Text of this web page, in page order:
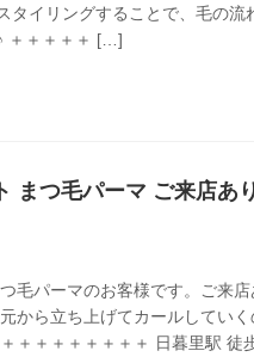
タイリングすることで、毛の流
＋＋＋＋＋ […]
まつ毛パーマ ご来店あ
毛パーマのお客様です。ご来
から立ち上げてカールしてい
＋＋＋＋＋＋＋＋ 日暮里駅 徒